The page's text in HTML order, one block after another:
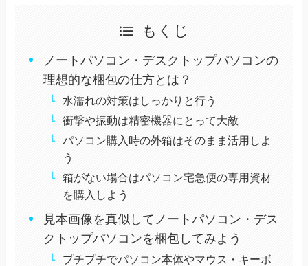
もくじ
ノートパソコン・デスクトップパソコンの
理想的な梱包の仕方とは？
水濡れの対策はしっかりと行う
衝撃や振動は精密機器にとって大敵
パソコン購入時の外箱はそのまま活用しよ
う
箱がない場合はパソコン宅急便の専用資材
を購入しよう
見本画像を真似してノートパソコン・デス
クトップパソコンを梱包してみよう
プチプチでパソコン本体やマウス・キーボ